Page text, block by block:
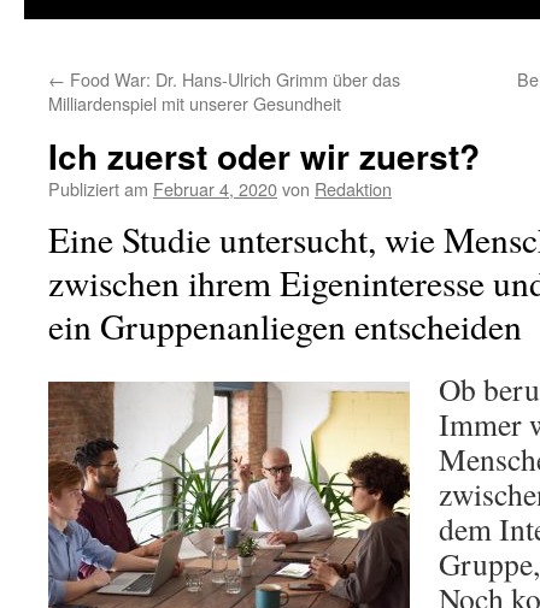
← Food War: Dr. Hans-Ulrich Grimm über das
Milliardenspiel mit unserer Gesundheit
Ich zuerst oder wir zuerst?
Publiziert am Februar 4, 2020von Redaktion
Eine Studie untersucht, wie
zwischen ihrem Eigeninteresse
ein Gruppenanliegen entscheiden
Ob
Immer
dem
Noch